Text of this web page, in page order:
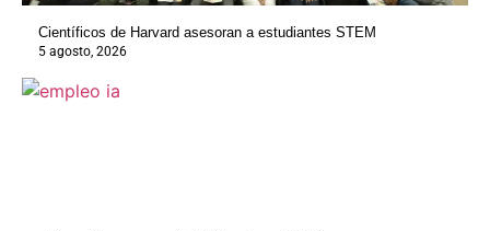
Científicos de Harvard asesoran a estudiantes STEM
5 agosto, 2026